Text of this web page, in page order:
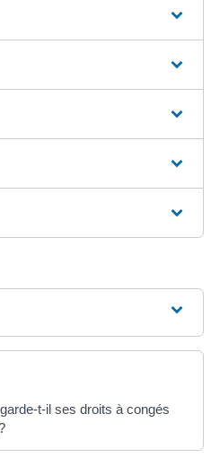
t-il ses droits à congés